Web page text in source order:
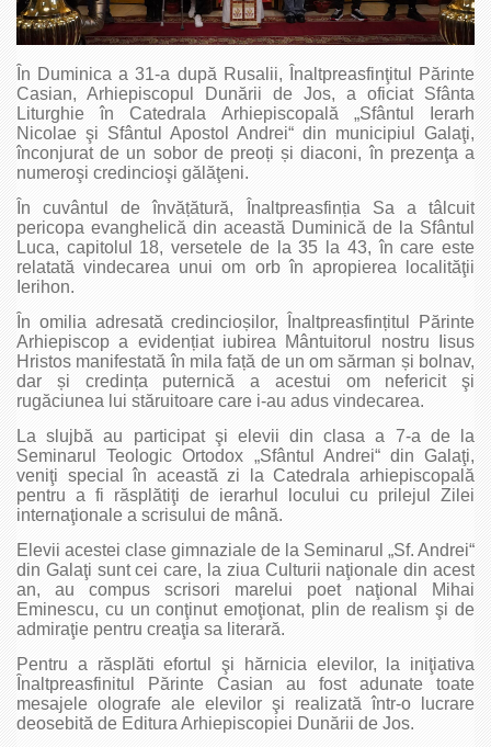
În Duminica a 31-a după Rusalii, Înaltpreasfinţitul Părinte
Casian, Arhiepiscopul Dunării de Jos, a oficiat Sfânta
Liturghie în Catedrala Arhiepiscopală „Sfântul Ierarh
Nicolae şi Sfântul Apostol Andrei“ din municipiul Galaţi,
înconjurat de un sobor de preoți și diaconi, în prezenţa a
numeroşi credincioşi gălăţeni.
În cuvântul de învățătură, Înaltpreasfinția Sa a tâlcuit
pericopa evanghelică din această Duminică de la Sfântul
Luca, capitolul 18, versetele de la 35 la 43, în care este
relatată vindecarea unui om orb în apropierea localităţii
Ierihon.
În omilia adresată credincioșilor, Înaltpreasfințitul Părinte
Arhiepiscop a evidențiat iubirea Mântuitorul nostru Iisus
Hristos manifestată în mila față de un om sărman și bolnav,
dar și credința puternică a acestui om nefericit şi
rugăciunea lui stăruitoare care i-au adus vindecarea.
La slujbă au participat şi elevii din clasa a 7-a de la
Seminarul Teologic Ortodox „Sfântul Andrei“ din Galaţi,
veniţi special în această zi la Catedrala arhiepiscopală
pentru a fi răsplătiţi de ierarhul locului cu prilejul Zilei
internaţionale a scrisului de mână.
Elevii acestei clase gimnaziale de la Seminarul „Sf. Andrei“
din Galaţi sunt cei care, la ziua Culturii naţionale din acest
an, au compus scrisori marelui poet naţional Mihai
Eminescu, cu un conţinut emoţionat, plin de realism şi de
admiraţie pentru creaţia sa literară.
Pentru a răsplăti efortul şi hărnicia elevilor, la iniţiativa
Înaltpreasfinitul Părinte Casian au fost adunate toate
mesajele olografe ale elevilor şi realizată într-o lucrare
deosebită de Editura Arhiepiscopiei Dunării de Jos.